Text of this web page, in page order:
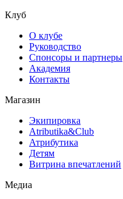
Клуб
О клубе
Руководство
Спонсоры и партнеры
Академия
Контакты
Магазин
Экипировка
Atributika&Club
Атрибутика
Детям
Витрина впечатлений
Медиа